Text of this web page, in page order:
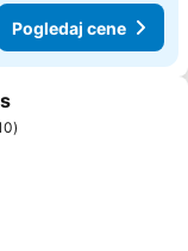
Pogledaj cene